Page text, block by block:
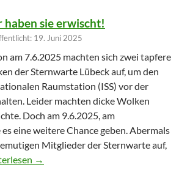
haben sie erwischt!
19. Juni 2025
am 7.6.2025 machten sich zwei tapfere
der Sternwarte Lübeck auf, um den
Raumstation (ISS) vor der
Leider machten dicke Wolken
Doch am 9.6.2025, am
eine weitere Chance geben. Abermals
Mitglieder der Sternwarte auf,
sie erwischt!
→